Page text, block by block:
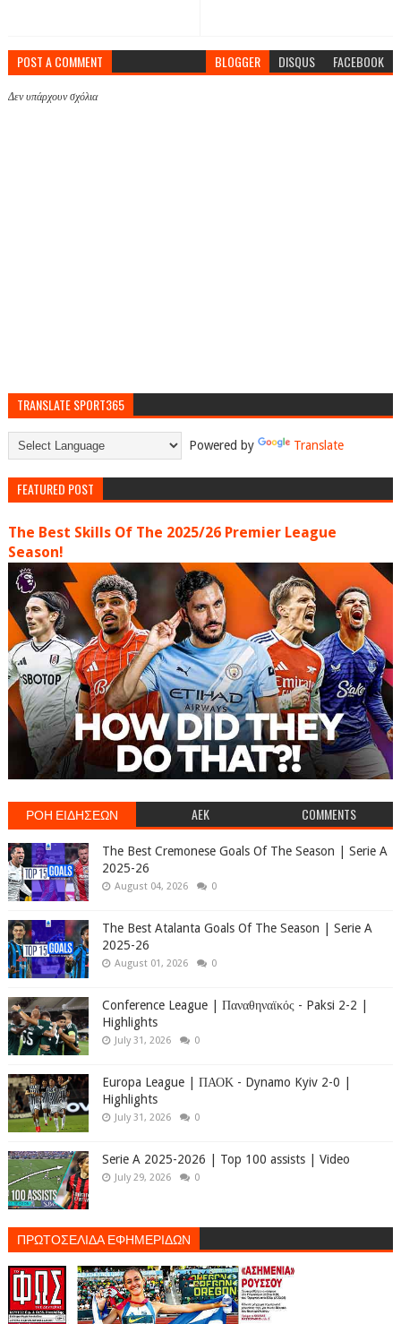
POST A COMMENT BLOGGER DISQUS FACEBOOK
Δεν υπάρχουν σχόλια
TRANSLATE SPORT365
Powered by Translate
FEATURED POST
The Best Skills Of The 2025/26 Premier League
Season!
ΡΟΗ ΕΙΔΗΣΕΩΝ AEK COMMENTS
The Best Cremonese Goals Of The Season | Serie A
2025-26
August 04, 2026 0
The Best Atalanta Goals Of The Season | Serie A
2025-26
August 01, 2026 0
Conference League | Παναθηναϊκός - Paksi 2-2 |
Highlights
July 31, 2026 0
Europa League | ΠΑΟΚ - Dynamo Kyiv 2-0 |
Highlights
July 31, 2026 0
Serie A 2025-2026 | Top 100 assists | Video
July 29, 2026 0
ΠΡΩΤΟΣΕΛΙΔΑ ΕΦΗΜΕΡΙΔΩΝ